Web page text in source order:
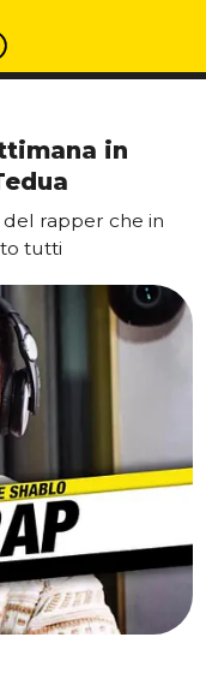
in
del rapper che in
tutti